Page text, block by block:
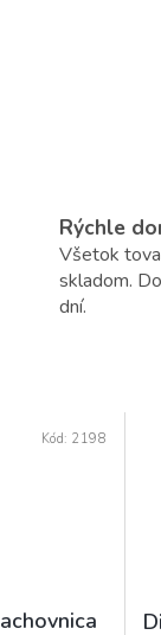
Rýchle
Všetok
skladom.
dní.
Kód: 2198